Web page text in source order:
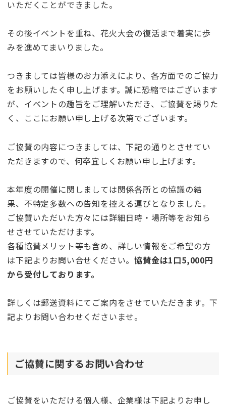
いただくことができました。
その後イベントを重ね、花火大会の復活まで着実に歩
みを進めてまいりました。
つきましては皆様のお力添えにより、各方面でのご協力
をお願いしたく申し上げます。誠に恐縮ではございます
が、イベントの趣旨をご理解いただき、ご協賛を賜りた
く、ここにお願い申し上げる次第でございます。
ご協賛の内容につきましては、下記の通りとさせてい
ただきますので、何卒宜しくお願い申し上げます。
本年度の開催に関しましては関係各所との協議の結
果、不特定多数への告知を控える運びとなりました。
ご協賛いただいた方々には詳細日時・場所等をお知ら
せさせていただけます。
各種協賛メリット等も含め、詳しい情報をご希望の方
は下記よりお問い合せください。協賛金は1口5,000円
から受付しております。
詳しくは郵送資料にてご案内をさせていただきます。下
記よりお問い合わせくださいませ。
ご協賛に関するお問い合わせ
ご協賛をいただける個人様、企業様は下記よりお申し